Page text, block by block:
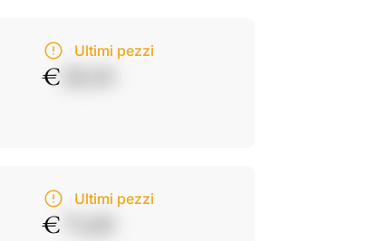
Ultimi pezzi
€
Ultimi pezzi
€